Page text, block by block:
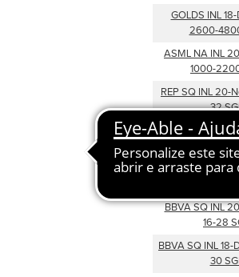
GOLDS INL
2600-
ASML NA INL
1000-
REP SQ INL 20-
32
CLNX SQ INL
18-32
AAPL UW INL
BBVA SQ INL
16-28
BBVA SQ INL
30